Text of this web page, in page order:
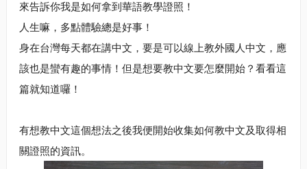
來告訴你我是如何拿到華語教學證照！
人生嘛，多點體驗總是好事！
身在台灣每天都在講中文，要是可以線上教外國人中文，應
該也是蠻有趣的事情！但是想要教中文要怎麼開始？看看這
篇就知道囉！
有想教中文這個想法之後我便開始收集如何教中文及取得相
關證照的資訊。